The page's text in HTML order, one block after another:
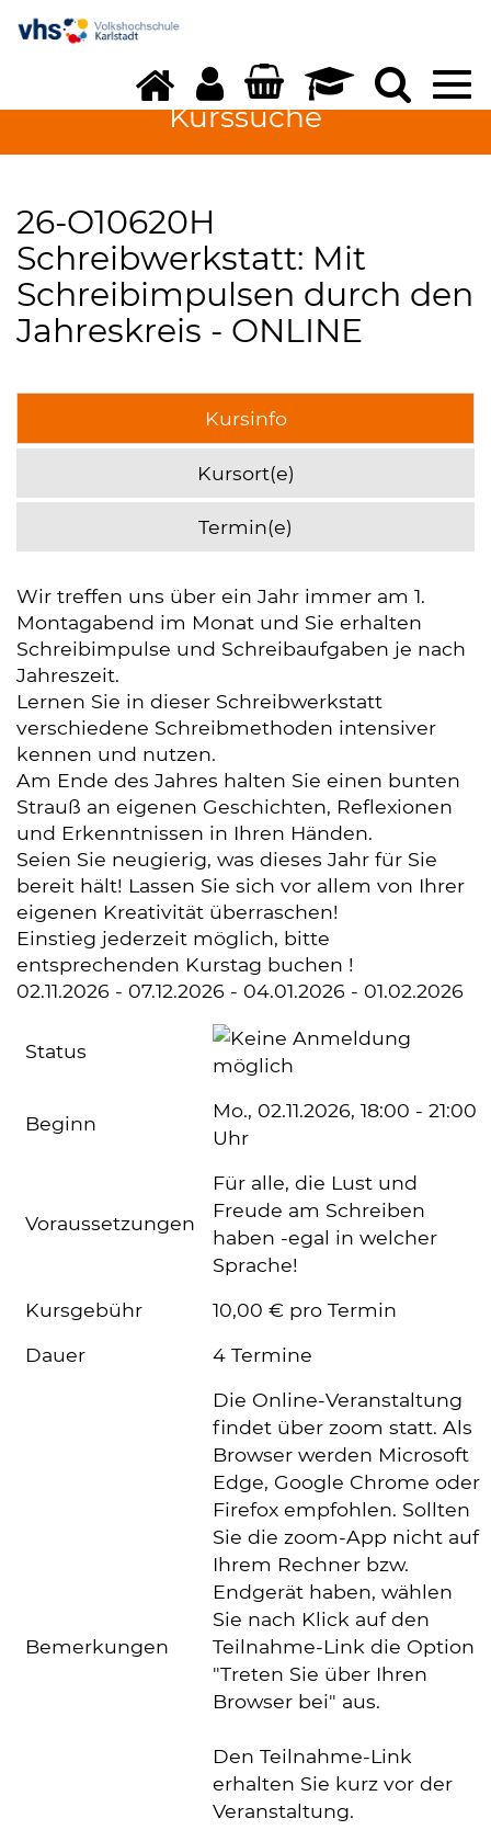
Kurssuche
26-O10620H
Schreibwerkstatt: Mit
Schreibimpulsen durch den
Jahreskreis - ONLINE
Kursinfo
Kursort(e)
Termin(e)
Wir treffen uns über ein Jahr immer am 1.
Montagabend im Monat und Sie erhalten
Schreibimpulse und Schreibaufgaben je nach
Jahreszeit.
Lernen Sie in dieser Schreibwerkstatt
verschiedene Schreibmethoden intensiver
kennen und nutzen.
Am Ende des Jahres halten Sie einen bunten
Strauß an eigenen Geschichten, Reflexionen
und Erkenntnissen in Ihren Händen.
Seien Sie neugierig, was dieses Jahr für Sie
bereit hält! Lassen Sie sich vor allem von Ihrer
eigenen Kreativität überraschen!
Einstieg jederzeit möglich, bitte
entsprechenden Kurstag buchen !
02.11.2026 - 07.12.2026 - 04.01.2026 - 01.02.2026
Status
Beginn
Mo., 02.11.2026, 18:00 - 21:00
Uhr
Voraussetzungen
Für alle, die Lust und
Freude am Schreiben
haben -egal in welcher
Sprache!
Kursgebühr
10,00 € pro Termin
Dauer
4 Termine
Bemerkungen
Die Online-Veranstaltung
findet über zoom statt. Als
Browser werden Microsoft
Edge, Google Chrome oder
Firefox empfohlen. Sollten
Sie die zoom-App nicht auf
Ihrem Rechner bzw.
Endgerät haben, wählen
Sie nach Klick auf den
Teilnahme-Link die Option
"Treten Sie über Ihren
Browser bei" aus.
Den Teilnahme-Link
erhalten Sie kurz vor der
Veranstaltung.